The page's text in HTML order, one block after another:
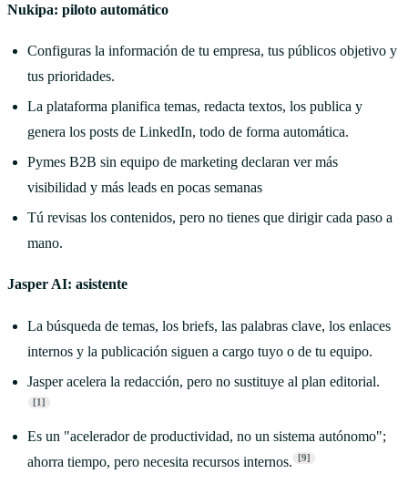
Nukipa: piloto automático
Configuras la información de tu empresa, tus públicos objetivo y
tus prioridades.
La plataforma planifica temas, redacta textos, los publica y
genera los posts de LinkedIn, todo de forma automática.
Pymes B2B sin equipo de marketing declaran ver más
visibilidad y más leads en pocas semanas
Tú revisas los contenidos, pero no tienes que dirigir cada paso a
mano.
Jasper AI: asistente
La búsqueda de temas, los briefs, las palabras clave, los enlaces
internos y la publicación siguen a cargo tuyo o de tu equipo.
Jasper acelera la redacción, pero no sustituye al plan editorial.
[1]
Es un "acelerador de productividad, no un sistema autónomo";
ahorra tiempo, pero necesita recursos internos.
[9]